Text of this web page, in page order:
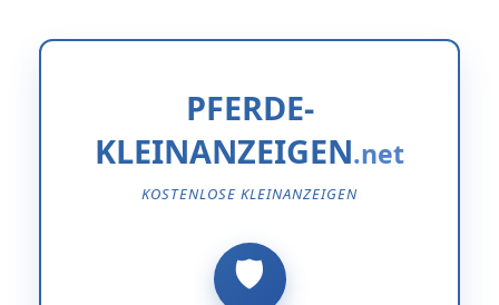
PFERDE-
KLEINANZEIGEN
KOSTENLOSE KLEINANZEIGEN